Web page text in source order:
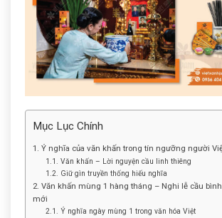
Mục Lục Chính
1. Ý nghĩa của văn khấn trong tín ngưỡng người
1.1. Văn khấn – Lời nguyện cầu linh thiêng
1.2. Giữ gìn truyền thống hiếu nghĩa
2. Văn khấn mùng 1 hàng tháng – Nghi lễ cầu
mới
2.1. Ý nghĩa ngày mùng 1 trong văn hóa Việt